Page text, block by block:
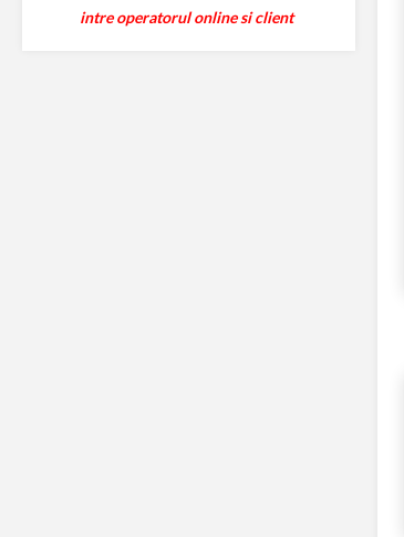
intre operatorul online si client